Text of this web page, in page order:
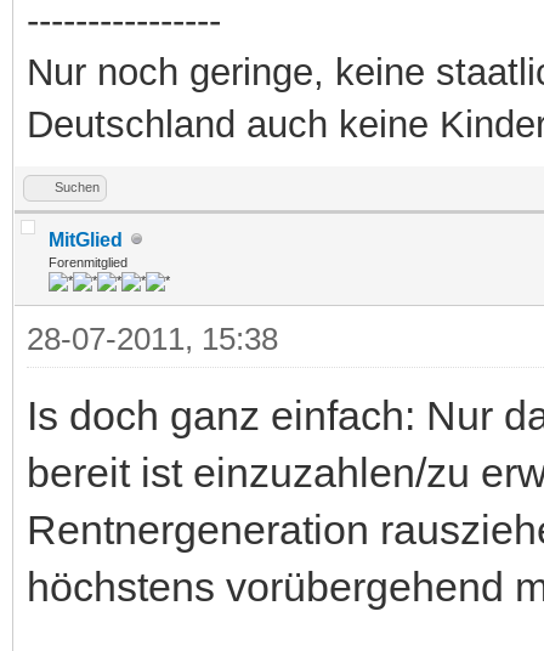
----------------
Nur noch geringe, keine
Deutschland auch keine
Suchen
MitGlied
Forenmitglied
28-07-2011, 15:38
Is doch ganz einfach: Nur
bereit ist einzuzahlen/zu
Rentnergeneration
höchstens vorübergehend